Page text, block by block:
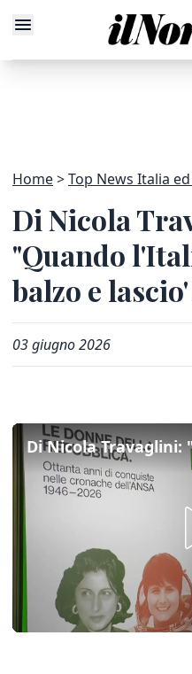
Home Top News Italia
Di Nicola
"Quando
balzo e
03 giugno 2026